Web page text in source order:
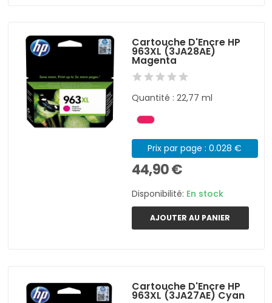
Cartouche D'Encre HP
963XL (3JA28AE)
Magenta
Quantité : 22,77 ml
Prix par page : 0.028 €
44,90 €
Disponibilité: En stock
AJOUTER AU PANIER
Cartouche D'Encre HP
963XL (3JA27AE) Cyan